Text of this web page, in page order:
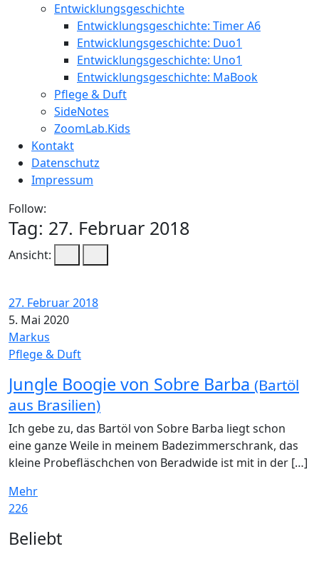
Entwicklungsgeschichte
Entwicklungsgeschichte: Timer A6
Entwicklungsgeschichte: Duo1
Entwicklungsgeschichte: Uno1
Entwicklungsgeschichte: MaBook
Pflege & Duft
SideNotes
ZoomLab.Kids
Kontakt
Datenschutz
Impressum
Follow:
Tag: 27. Februar 2018
Ansicht:
27. Februar 2018
5. Mai 2020
Markus
Pflege & Duft
Jungle Boogie von Sobre Barba (Bartöl
aus Brasilien)
Ich gebe zu, das Bartöl von Sobre Barba liegt schon
eine ganze Weile in meinem Badezimmerschrank, das
kleine Probefläschchen von Beradwide ist mit in der […]
Mehr
226
Widgets
Beliebt